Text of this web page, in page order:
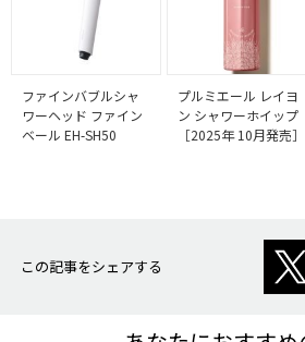
ファインバブルシャ
ワーヘッド ファイン
ベール EH-SH50
プルミエール レイヨ
ン シャワーホイップ
［2025年 10月発売］
この記事をシェアする